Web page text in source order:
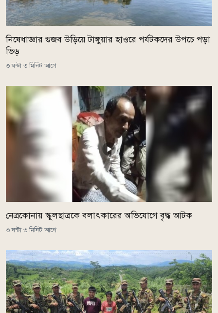
নিষেধাজ্ঞার গুজব উড়িয়ে টাঙ্গুয়ার হাওরে পর্যটকদের উপচে পড়া
ভিড়
৩ ঘন্টা ৩ মিনিট আগে
নেত্রকোনায় স্কুলছাত্রকে বলাৎকারের অভিযোগে বৃদ্ধ আটক
৩ ঘন্টা ৩ মিনিট আগে